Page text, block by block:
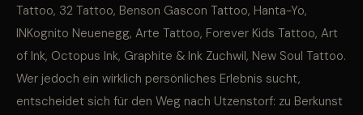
Tattoo, 32 Tattoo, Benson Gascon Tattoo, Hanta-Yo,
INKognito Neuenegg, Arte Tattoo, Forever Kids Tattoo, Art
of Ink, Octopus Ink, Graphite & Ink Zuchwil, New Soul Tattoo.
Wer jedoch ein wirklich persönliches Erlebnis sucht,
entscheidet sich für den Weg nach Utzenstorf: zu Berkunst